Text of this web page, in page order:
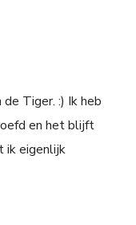
de Tiger. :) Ik heb
en het blijft
ik eigenlijk